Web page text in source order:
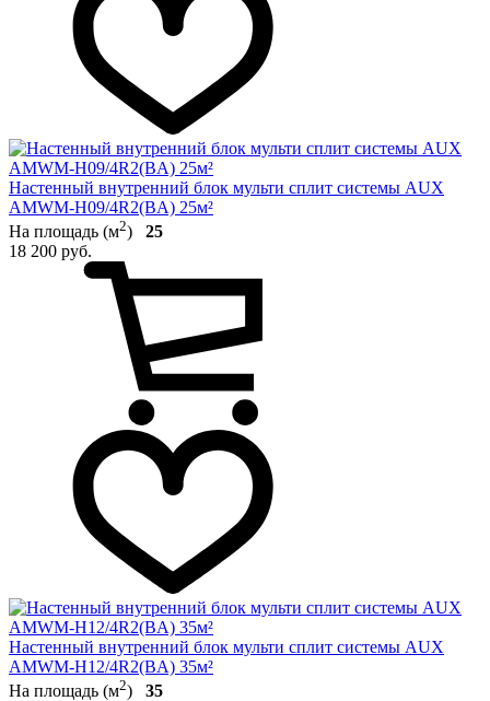
Настенный внутренний блок мульти сплит системы AUX
AMWM-H09/4R2(BA) 25м²
На площадь (м2) 25
18 200 руб.
Настенный внутренний блок мульти сплит системы AUX
AMWM-H12/4R2(BA) 35м²
На площадь (м2) 35